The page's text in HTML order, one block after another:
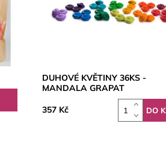
DUHOVÉ KVĚTINY 36KS -
MANDALA GRAPAT
357 Kč